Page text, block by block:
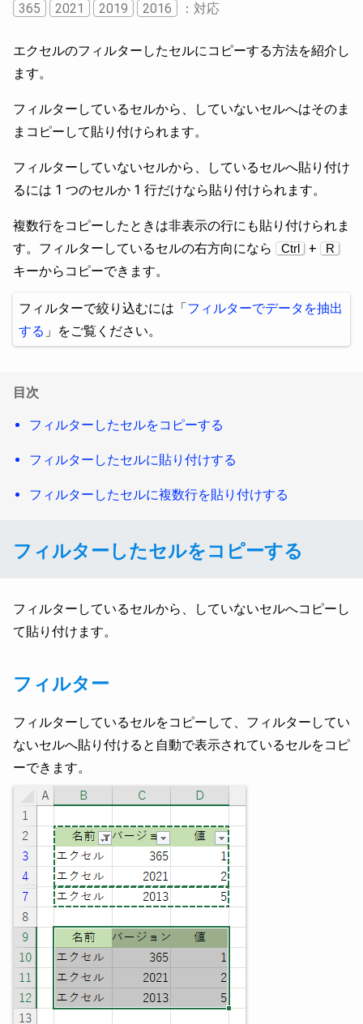
365 2021 2019 2016 ：対応
エクセルのフィルターしたセルにコピーする方法を紹介し
ます。
フィルターしているセルから、していないセルへはそのま
まコピーして貼り付けられます。
フィルターしていないセルから、しているセルへ貼り付け
るには 1 つのセルか 1 行だけなら貼り付けられます。
複数行をコピーしたときは非表示の行にも貼り付けられま
す。フィルターしているセルの右方向になら
Ctrl + R
キーからコピーできます。
フィルターで絞り込むには「フィルターでデータを抽出
する 」をご覧ください。
目次
フィルターしたセルをコピーする
フィルターしたセルに貼り付けする
フィルターしたセルに複数行を貼り付けする
フィルターしたセルをコピーする
フィルターしているセルから、していないセルへコピーし
て貼り付けます。
フィルター
フィルターしているセルをコピーして、フィルターしてい
ないセルへ貼り付けると自動で表示されているセルをコピ
ーできます。